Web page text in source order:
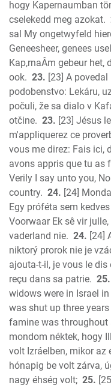
hogy Kapernaumban
cselekedd meg azokat.
sal My ongetwyfeld
Geneesheer, genees
Kap,rnaÂm gebeur
ook. 23. [23] A
podobenstvo: Lekáru,
počuli, že sa dialo v
otčine. 23. [23] Jésus
m'appliquerez ce
vous me direz: Fais ici,
avons appris que tu as
Verily I say unto you,
country. 24. [24]
Egy próféta sem
Voorwaar Ek sê vir
vaderland nie. 24. [24]
niktorý prorok nie je
ajouta-t-il, je vous le dis
reçu dans sa patrie. 25.
widows were in Israel
was shut up three
famine was throughout
mondom néktek, hogy
volt Izráelben, mikor az
hónapig be volt zárva,
nagy éhség volt; 25.